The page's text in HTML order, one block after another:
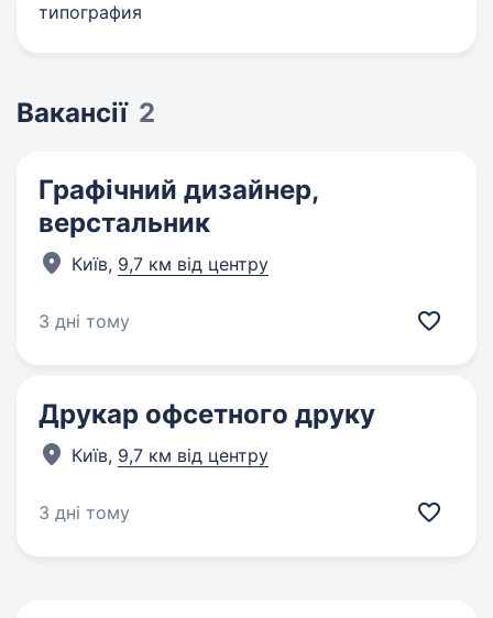
типография
Вакансії 2
Графічний дизайнер,
верстальник
Київ, 9,7 км від центру
3 дні тому
Друкар офсетного друку
Київ, 9,7 км від центру
3 дні тому